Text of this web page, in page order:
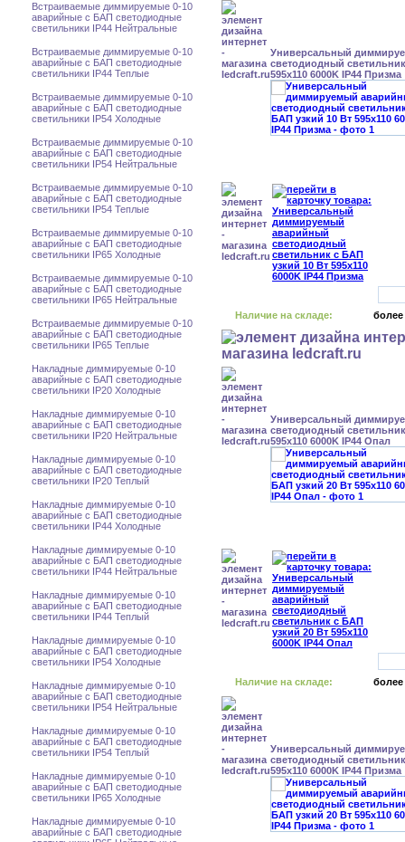
Встраиваемые диммируемые 0-10
аварийные с БАП светодиодные
светильники IP44 Нейтральные
Встраиваемые диммируемые 0-10
аварийные с БАП светодиодные
светильники IP44 Теплые
Встраиваемые диммируемые 0-10
аварийные с БАП светодиодные
светильники IP54 Холодные
Встраиваемые диммируемые 0-10
аварийные с БАП светодиодные
светильники IP54 Нейтральные
Встраиваемые диммируемые 0-10
аварийные с БАП светодиодные
светильники IP54 Теплые
Встраиваемые диммируемые 0-10
аварийные с БАП светодиодные
светильники IP65 Холодные
Встраиваемые диммируемые 0-10
аварийные с БАП светодиодные
светильники IP65 Нейтральные
Встраиваемые диммируемые 0-10
аварийные с БАП светодиодные
светильники IP65 Теплые
Накладные диммируемые 0-10
аварийные с БАП светодиодные
светильники IP20 Холодные
Накладные диммируемые 0-10
аварийные с БАП светодиодные
светильники IP20 Нейтральные
Накладные диммируемые 0-10
аварийные с БАП светодиодные
светильники IP20 Теплый
Накладные диммируемые 0-10
аварийные с БАП светодиодные
светильники IP44 Холодные
Накладные диммируемые 0-10
аварийные с БАП светодиодные
светильники IP44 Нейтральные
Накладные диммируемые 0-10
аварийные с БАП светодиодные
светильники IP44 Теплый
Накладные диммируемые 0-10
аварийные с БАП светодиодные
светильники IP54 Холодные
Накладные диммируемые 0-10
аварийные с БАП светодиодные
светильники IP54 Нейтральные
Накладные диммируемые 0-10
аварийные с БАП светодиодные
светильники IP54 Теплый
Накладные диммируемые 0-10
аварийные с БАП светодиодные
светильники IP65 Холодные
Накладные диммируемые 0-10
аварийные с БАП светодиодные
Универсальный
светодиодный
595x110 6000K IP44 Призма
Наличие на складе: более
Универсальный
светодиодный
595x110 6000K IP44 Опал
Наличие на складе: более
Универсальный
светодиодный
595x110 6000K IP44 Призма